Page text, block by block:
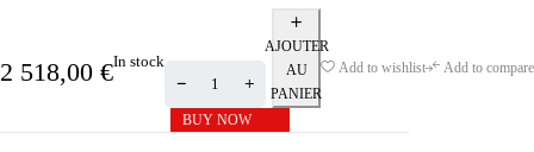
2 518,00 €In stock
AJOUTER
AU
PANIER
BUY NOW
Add to wishlist Add to compare